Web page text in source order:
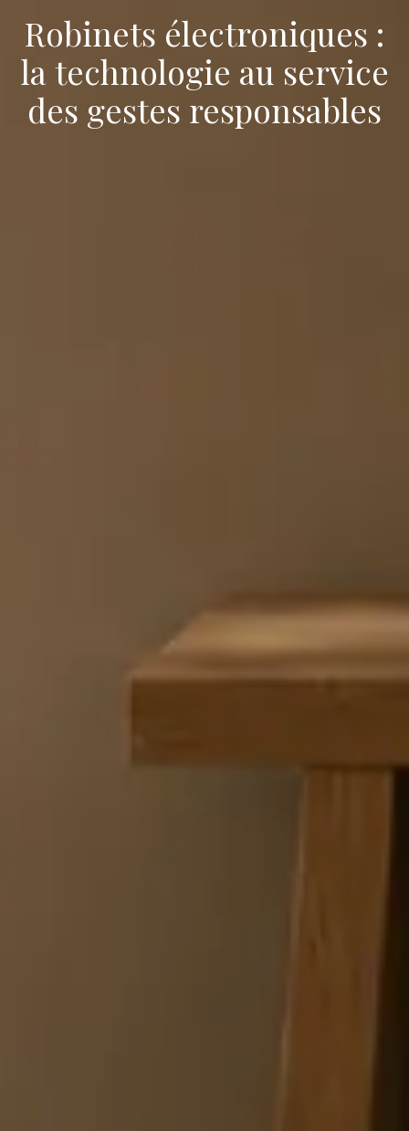
Robinets électroniques :
la technologie au service
des gestes responsables